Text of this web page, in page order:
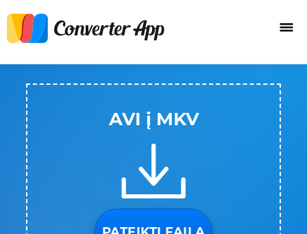
AVI į MKV